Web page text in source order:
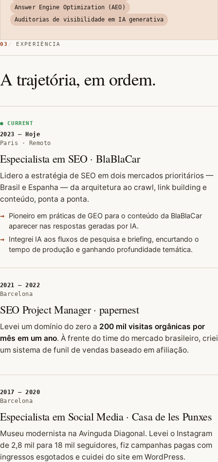
Answer Engine Optimization (AEO)
Auditorias de visibilidade em IA generativa
03 EXPERIÊNCIA
A trajetória, em ordem.
2023 — Hoje
Paris · Remoto
Especialista em SEO · BlaBlaCar
Lidero a estratégia de SEO em dois mercados prioritários —
Brasil e Espanha — da arquitetura ao crawl, link building e
conteúdo, ponta a ponta.
Pioneiro em práticas de GEO para o conteúdo da BlaBlaCar
aparecer nas respostas geradas por IA.
Integrei IA aos fluxos de pesquisa e briefing, encurtando o
tempo de produção e ganhando profundidade temática.
2021 — 2022
Barcelona
SEO Project Manager · papernest
Levei um domínio do zero a 200 mil visitas orgânicas por
mês em um ano. À frente do time do mercado brasileiro, criei
um sistema de funil de vendas baseado em afiliação.
2017 — 2020
Barcelona
Especialista em Social Media · Casa de les Punxes
Museu modernista na Avinguda Diagonal. Levei o Instagram
de 2,8 mil para 18 mil seguidores, fiz campanhas pagas com
ingressos esgotados e cuidei do site em WordPress.